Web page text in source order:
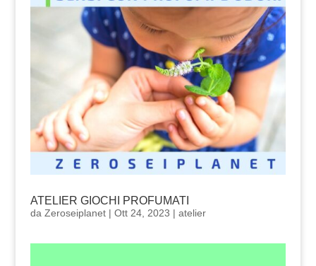
ATELIER GIOCHI PROFUMATI
da Zeroseiplanet| Ott 24, 2023 | atelier